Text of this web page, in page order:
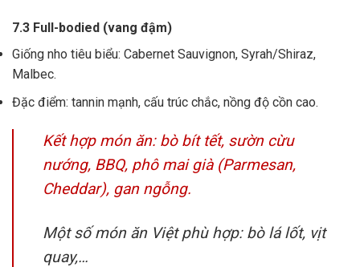
7.3 Full-bodied (vang đậm)
Giống nho tiêu biểu: Cabernet Sauvignon, Syrah/Shiraz,
Malbec.
Đặc điểm: tannin mạnh, cấu trúc chắc, nồng độ cồn cao.
Kết hợp món ăn: bò bít tết, sườn cừu
nướng, BBQ, phô mai già (Parmesan,
Cheddar), gan ngỗng.
Một số món ăn Việt phù hợp: bò lá lốt, vịt
quay,…